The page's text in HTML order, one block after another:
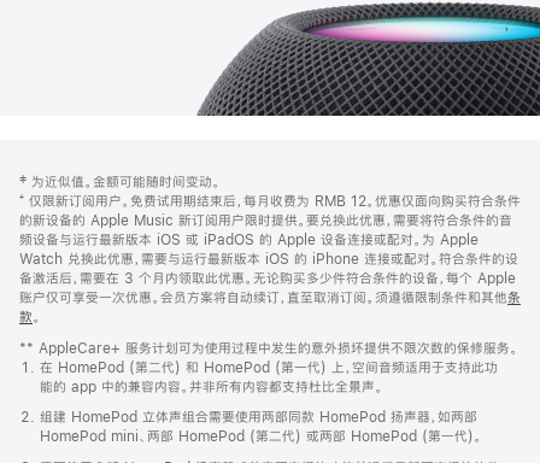
页
页
脚
注
‡ 为近似值。金额可能随时间变动。
⁺ 仅限新订阅用户。免费试用期结束后，每月收费为 RMB 12。优惠仅面向购买符合条件
的新设备的 Apple Music 新订阅用户限时提供。要兑换此优惠，需要将符合条件的音
频设备与运行最新版本 iOS 或 iPadOS 的 Apple 设备连接或配对。为 Apple
Watch 兑换此优惠，需要与运行最新版本 iOS 的 iPhone 连接或配对。符合条件的设
备激活后，需要在 3 个月内领取此优惠。无论购买多少件符合条件的设备，每个 Apple
账户仅可享受一次优惠。会员方案将自动续订，直至取消订阅。须遵循限制条件和其他条
款。
窗
口
中
打
开)
** AppleCare+ 服务计划可为使用过程中发生的意外损坏提供不限次数的保修服务。
在 HomePod (第二代) 和 HomePod (第一代) 上，空间音频适用于支持此功
能的 app 中的兼容内容。并非所有内容都支持杜比全景声。
组建 HomePod 立体声组合需要使用两部同款 HomePod 扬声器，如两部
HomePod mini、两部 HomePod (第二代) 或两部 HomePod (第一代)。